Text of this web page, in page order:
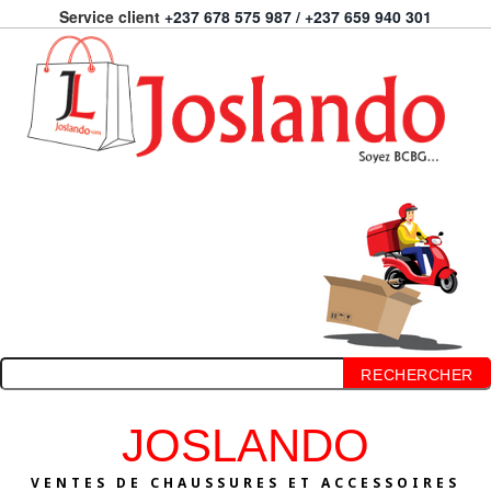
Service client +237 678 575 987 / +237 659 940 301
RECHERCHER
JOSLANDO
VENTES DE CHAUSSURES ET ACCESSOIRES